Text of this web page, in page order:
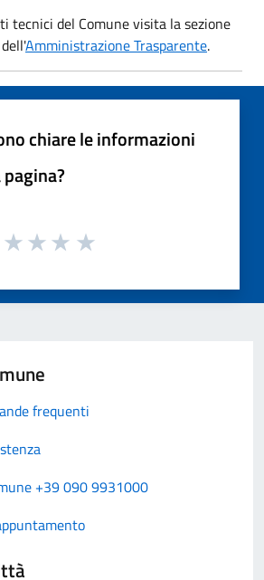
tecnici del Comune visita la sezione
Amministrazione Trasparente.
chiare le informazioni
frequenti
+39 090 9931000